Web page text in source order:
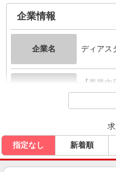
企業情報
企業名 ディアス
【事業内
人材派遣
神奈川
マークス
URL https://
指定なし 新着順